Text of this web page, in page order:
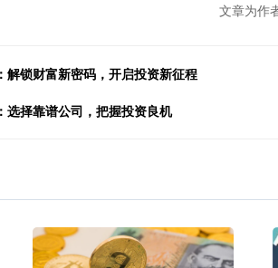
文章为作
解锁财富新密码，开启投资新征程
选择靠谱公司，把握投资良机